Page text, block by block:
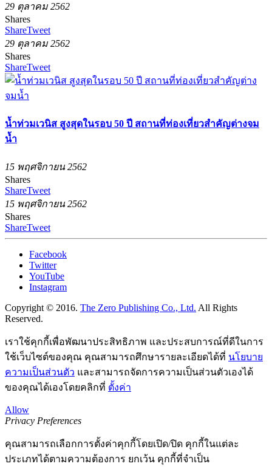
29 ตุลาคม 2562
Shares
ShareTweet
29 ตุลาคม 2562
Shares
ShareTweet
น้ำท่วมเวนิส สูงสุดในรอบ 50 ปี สถานที่ท่องเที่ยวสำคัญต่างจม
น้ำ
15 พฤศจิกายน 2562
Shares
ShareTweet
15 พฤศจิกายน 2562
Shares
ShareTweet
Facebook
Twitter
YouTube
Instagram
Copyright © 2016. The Zero Publishing Co., Ltd. All Rights
Reserved.
เราใช้คุกกี้เพื่อพัฒนาประสิทธิภาพ และประสบการณ์ที่ดีในการ
ใช้เว็บไซต์ของคุณ คุณสามารถศึกษารายละเอียดได้ที่ นโยบาย
ความเป็นส่วนตัว และสามารถจัดการความเป็นส่วนตัวเองได้
ของคุณได้เองโดยคลิกที่ ตั้งค่า
Allow
Privacy Preferences
คุณสามารถเลือกการตั้งค่าคุกกี้โดยเปิด/ปิด คุกกี้ในแต่ละ
ประเภทได้ตามความต้องการ ยกเว้น คุกกี้ที่จำเป็น